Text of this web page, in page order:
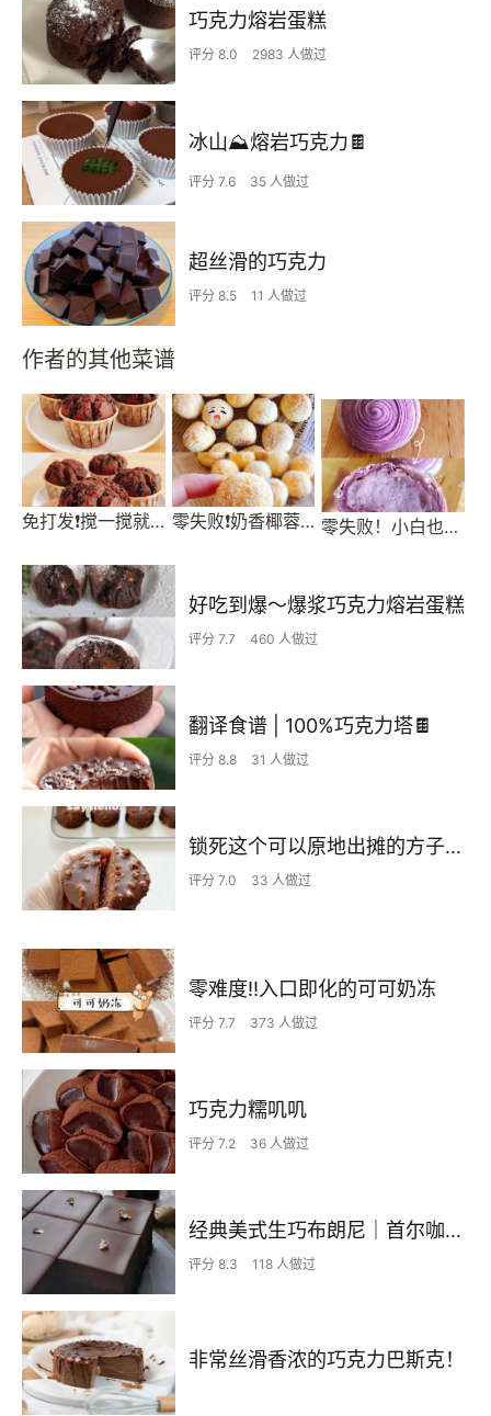
巧克力熔岩蛋糕
评分 8.0 2983 人做过
冰山⛰熔岩巧克力🍫
评分 7.6 35 人做过
超丝滑的巧克力
评分 8.5 11 人做过
作者的其他菜谱
免打发❗搅一搅就能成功的巧克力麦芬 零失败❗奶香椰蓉球 零失败！小白也能做的芋泥酥，一看就会！
好吃到爆～爆浆巧克力熔岩蛋糕
评分 7.7 460 人做过
翻译食谱 | 100%巧克力塔🍫
评分 8.8 31 人做过
锁死这个可以原地出摊的方子——梦龙可可小贝
评分 7.0 33 人做过
零难度‼️入口即化的可可奶冻
评分 7.7 373 人做过
巧克力糯叽叽
评分 7.2 36 人做过
经典美式生巧布朗尼｜首尔咖啡店必备单品🌚
评分 8.3 118 人做过
非常丝滑香浓的巧克力巴斯克！